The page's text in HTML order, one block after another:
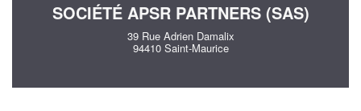
SOCIÉTÉ APSR PARTNERS (SAS)
39 Rue Adrien Damalix
94410 Saint-Maurice